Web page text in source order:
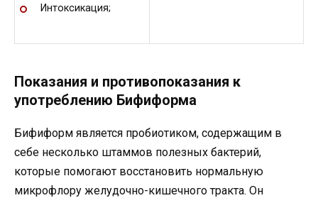
Интоксикация;
Показания и противопоказания к
употреблению Бифиформа
Бифиформ является пробиотиком, содержащим в
себе несколько штаммов полезных бактерий,
которые помогают восстановить нормальную
микрофлору желудочно-кишечного тракта. Он